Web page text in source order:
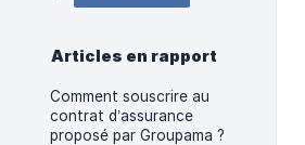
Articles en rapport
Comment souscrire au
contrat d’assurance
proposé par Groupama ?